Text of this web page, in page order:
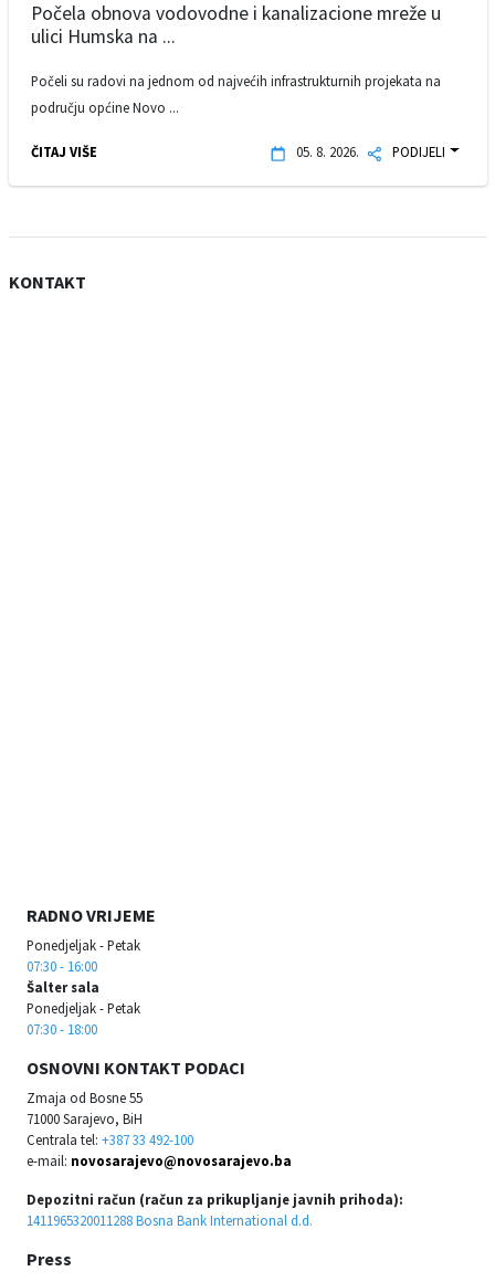
Počela obnova vodovodne i kanalizacione mreže u
ulici Humska na ...
Počeli su radovi na jednom od najvećih infrastrukturnih projekata na
području općine Novo ...
ČITAJ VIŠE 05. 8. 2026. PODIJELI
KONTAKT
RADNO VRIJEME
Ponedjeljak - Petak
07:30 - 16:00
Šalter sala
Ponedjeljak - Petak
07:30 - 18:00
OSNOVNI KONTAKT PODACI
Zmaja od Bosne 55
71000 Sarajevo, BiH
Centrala tel: +387 33 492-100
e-mail: novosarajevo@novosarajevo.ba
Depozitni račun (račun za prikupljanje javnih prihoda):
1411965320011288 Bosna Bank International d.d.
Press